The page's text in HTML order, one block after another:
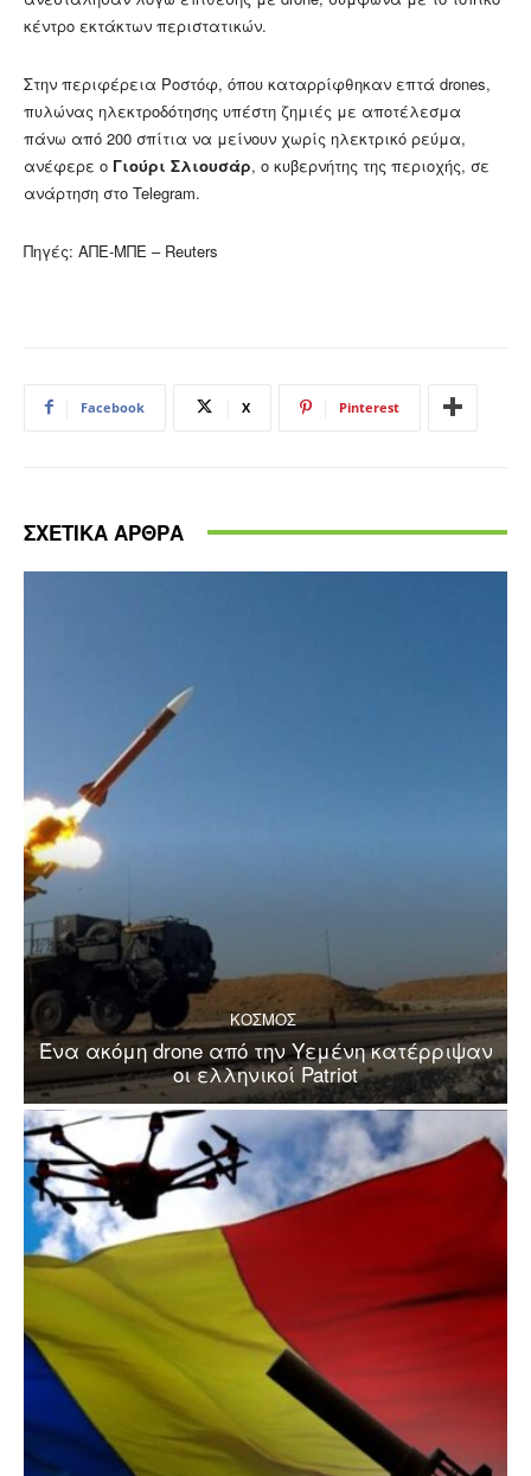
κέντρο εκτάκτων περιστατικών.
Στην περιφέρεια Ροστόφ, όπου καταρρίφθηκαν επτά drones,
πυλώνας ηλεκτροδότησης υπέστη ζημιές με αποτέλεσμα
πάνω από 200 σπίτια να μείνουν χωρίς ηλεκτρικό ρεύμα,
ανέφερε ο Γιούρι Σλιουσάρ, ο κυβερνήτης της περιοχής, σε
ανάρτηση στο Telegram.
Πηγές: ΑΠΕ-ΜΠΕ – Reuters
Facebook X Pinterest
ΣΧΕΤΙΚΑ ΑΡΘΡΑ
ΚΟΣΜΟΣ
Ένα ακόμη drone από την Υεμένη κατέρριψαν
οι ελληνικοί Patriot